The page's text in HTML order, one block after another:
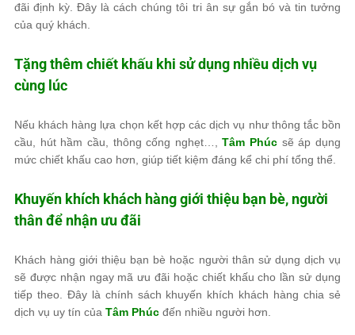
đãi định kỳ. Đây là cách chúng tôi tri ân sự gắn bó và tin tưởng
của quý khách.
Tặng thêm chiết khấu khi sử dụng nhiều dịch vụ
cùng lúc
Nếu khách hàng lựa chọn kết hợp các dịch vụ như thông tắc bồn
cầu, hút hầm cầu, thông cống nghẹt…,Tâm Phúc sẽ áp dụng
mức chiết khấu cao hơn, giúp tiết kiệm đáng kể chi phí tổng thể.
Khuyến khích khách hàng giới thiệu bạn bè, người
thân để nhận ưu đãi
Khách hàng giới thiệu bạn bè hoặc người thân sử dụng dịch vụ
sẽ được nhận ngay mã ưu đãi hoặc chiết khấu cho lần sử dụng
tiếp theo. Đây là chính sách khuyến khích khách hàng chia sẻ
dịch vụ uy tín của Tâm Phúc đến nhiều người hơn.